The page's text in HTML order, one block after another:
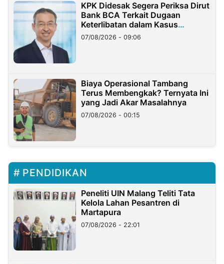
KPK Didesak Segera Periksa Dirut
Bank BCA Terkait Dugaan
Keterlibatan dalam Kasus
Hilangnya Dana Nasabah Rp2,58
Miliar
07/08/2026 - 09:06
Biaya Operasional Tambang
Terus Membengkak? Ternyata Ini
yang Jadi Akar Masalahnya
07/08/2026 - 00:15
PENDIDIKAN
Peneliti UIN Malang Teliti Tata
Kelola Lahan Pesantren di
Martapura
07/08/2026 - 22:01